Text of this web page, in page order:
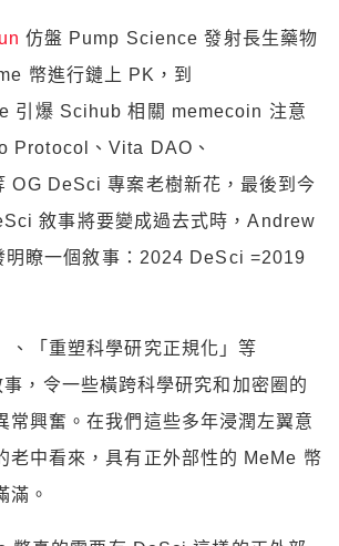
仿盤 Pump Science 發射長生藥物
幣進行鏈上 PK，到
引爆 Scihub 相關 memecoin 注意
Protocol、Vita DAO、
OG DeSci 專案老樹新花，最後到今
敘事將要變成過去式時，Andrew
明瞭一個敘事：2024 DeSci =2019
、「重塑科學研究正規化」等
，令一些橫跨科學研究和加密圈的
常興奮。在我們這些多年浸潤左翼意
老中看來，具有正外部性的 MeMe 幣
滿。